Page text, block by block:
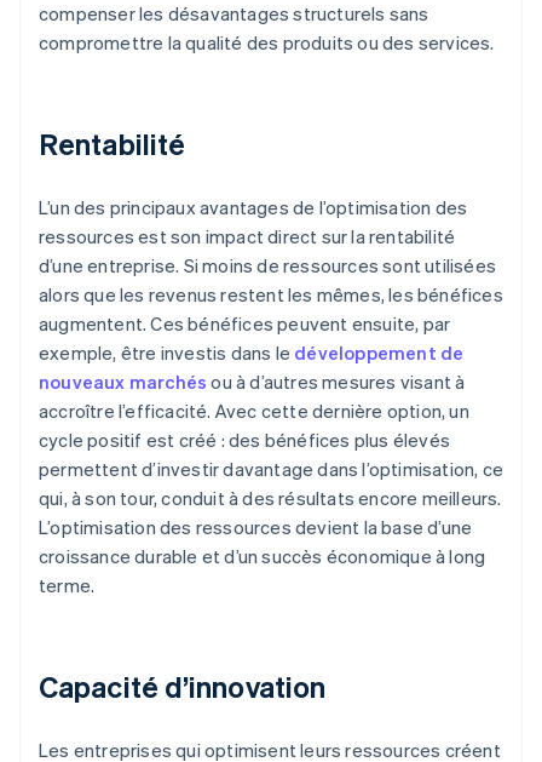
compenser les désavantages structurels sans
compromettre la qualité des produits ou des services.
Rentabilité
L’un des principaux avantages de l’optimisation des
ressources est son impact direct sur la rentabilité
d’une entreprise. Si moins de ressources sont utilisées
alors que les revenus restent les mêmes, les bénéfices
augmentent. Ces bénéfices peuvent ensuite, par
exemple, être investis dans le développement de
nouveaux marchés ou à d’autres mesures visant à
accroître l’efficacité. Avec cette dernière option, un
cycle positif est créé : des bénéfices plus élevés
permettent d’investir davantage dans l’optimisation, ce
qui, à son tour, conduit à des résultats encore meilleurs.
L’optimisation des ressources devient la base d’une
croissance durable et d’un succès économique à long
terme.
Capacité d’innovation
Les entreprises qui optimisent leurs ressources créent